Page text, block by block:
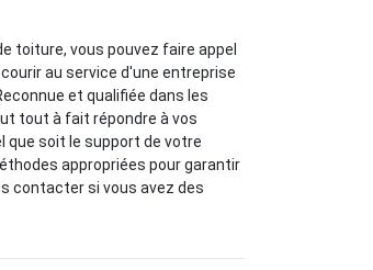
toiture, vous pouvez faire appel
au service d'une entreprise
et qualifiée dans les
tout à fait répondre à vos
que soit le support de votre
appropriées pour garantir
contacter si vous avez des